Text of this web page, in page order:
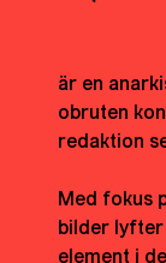
är en
obruten
redaktion
Med fokus
bilder lyfter
element i